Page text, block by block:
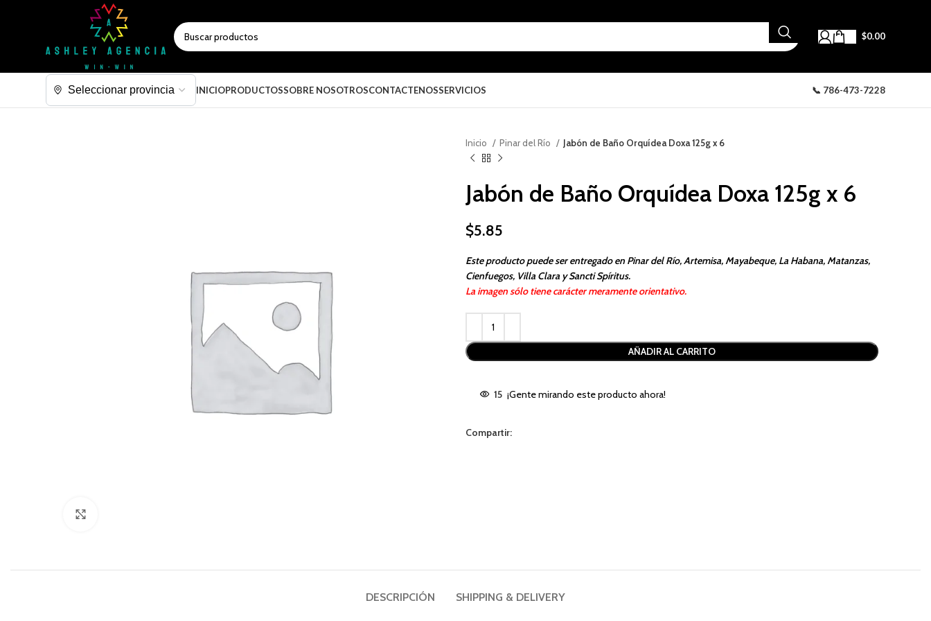
$0.00
INICIOPRODUCTOSSOBRE NOSOTROSCONTACTENOSSERVICIOS 📞 786-473-7228
Inicio Pinar del Río Jabón de Baño Orquídea Doxa 125g x 6
Jabón de Baño Orquídea Doxa 125g x 6
$5.85
Este producto puede ser entregado en Pinar del Río, Artemisa, Mayabeque, La Habana, Matanzas,
Cienfuegos, Villa Clara y Sancti Spíritus.
La imagen sólo tiene carácter meramente orientativo.
AÑADIR AL CARRITO
15 ¡Gente mirando este producto ahora!
Compartir:
DESCRIPCIÓN SHIPPING & DELIVERY